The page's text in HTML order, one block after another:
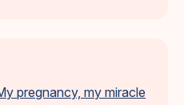
pregnancy, my miracle